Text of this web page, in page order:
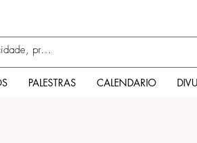
PALESTRAS CALENDARIO